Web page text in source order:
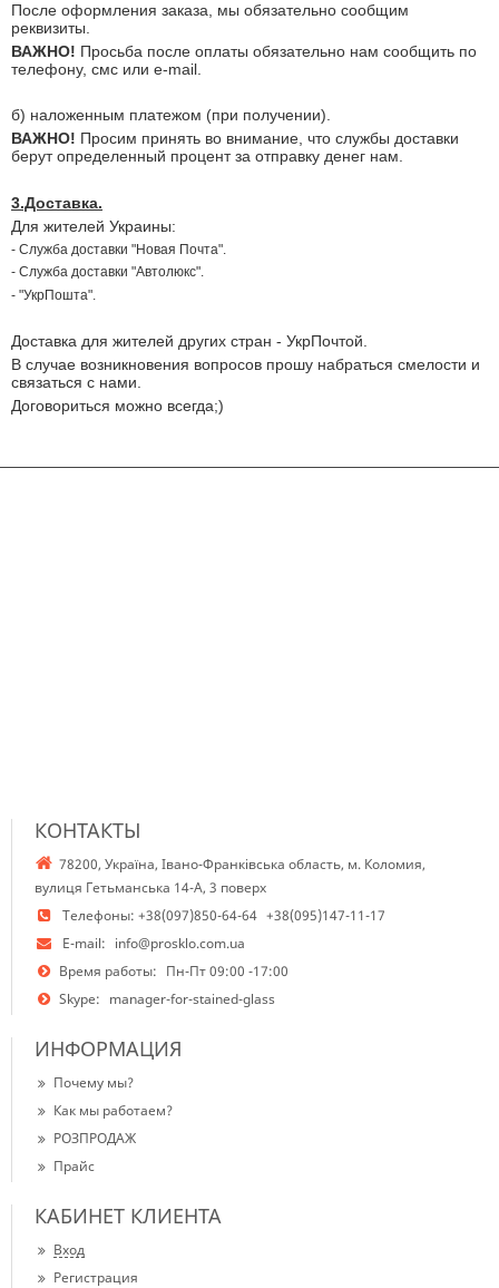
После оформления заказа, мы обязательно сообщим
реквизиты.
ВАЖНО! Просьба после оплаты обязательно нам сообщить по
телефону, смс или e-mail.
б) наложенным платежом (при получении).
ВАЖНО! Просим принять во внимание, что службы доставки
берут определенный процент за отправку денег нам.
3.Доставка.
Для жителей Украины:
- Служба доставки "Новая Почта".
- Служба доставки "Автолюкс".
- "УкрПошта".
Доставка для жителей других стран - УкрПочтой.
В случае возникновения вопросов прошу набраться смелости и
связаться с нами.
Договориться можно всегда;)
КОНТАКТЫ
78200, Україна, Івано-Франківська область, м. Коломия,
вулиця Гетьманська 14-А, 3 поверх
Телефоны: +38(097)850-64-64 +38(095)147-11-17
E-mail: info@prosklo.com.ua
Время работы: Пн-Пт 09:00 -17:00
Skype: manager-for-stained-glass
ИНФОРМАЦИЯ
Почему мы?
Как мы работаем?
РОЗПРОДАЖ
Прайс
КАБИНЕТ КЛИЕНТА
Вход
Регистрация